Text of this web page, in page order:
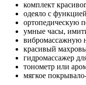
комплект
одеяло с
ортопедическую
умные часы,
вибромассажную
красивый
гидромассажер
тонометр или
мягкое